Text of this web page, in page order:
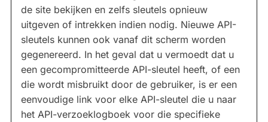
de site bekijken en zelfs sleutels opnieuw
uitgeven of intrekken indien nodig. Nieuwe API-
sleutels kunnen ook vanaf dit scherm worden
gegenereerd. In het geval dat u vermoedt dat u
een gecompromitteerde API-sleutel heeft, of een
die wordt misbruikt door de gebruiker, is er een
eenvoudige link voor elke API-sleutel die u naar
het API-verzoeklogboek voor die specifieke